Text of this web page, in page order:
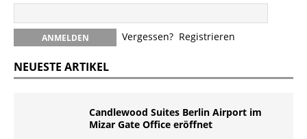
Vergessen? Registrieren
NEUESTE ARTIKEL
Candlewood Suites Berlin Airport im
Mizar Gate Office eröffnet